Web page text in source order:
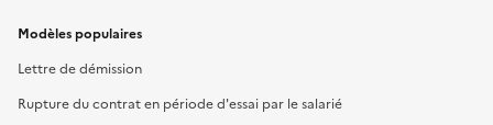
Modèles populaires
Lettre de démission
Rupture du contrat en période d'essai par le salarié